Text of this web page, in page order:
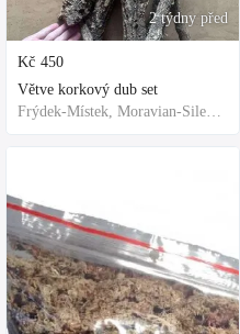
2 týdny před
Kč 450
Větve korkový dub set
Frýdek-Místek, Moravian-Silesian Region,Others